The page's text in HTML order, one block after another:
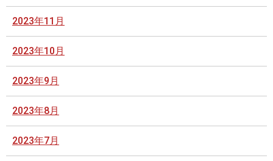
2023年11月
2023年10月
2023年9月
2023年8月
2023年7月